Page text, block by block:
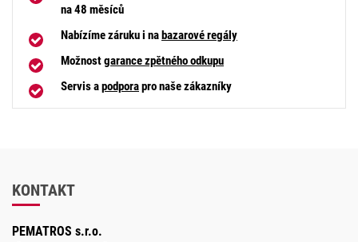
na 48 měsíců
Nabízíme záruku i nabazarové regály
Možnostgarance zpětného odkupu
Servis apodporapro naše zákazníky
KONTAKT
PEMATROS s.r.o.